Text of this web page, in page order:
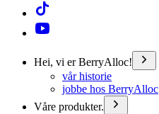
Hei, vi er BerryAlloc!
vår historie
jobbe hos BerryAlloc
Våre produkter.